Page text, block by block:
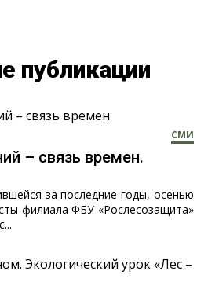
публикации
СМИ
– связь времен.
за последние годы, осенью
филиала ФБУ «Рослесозащита»